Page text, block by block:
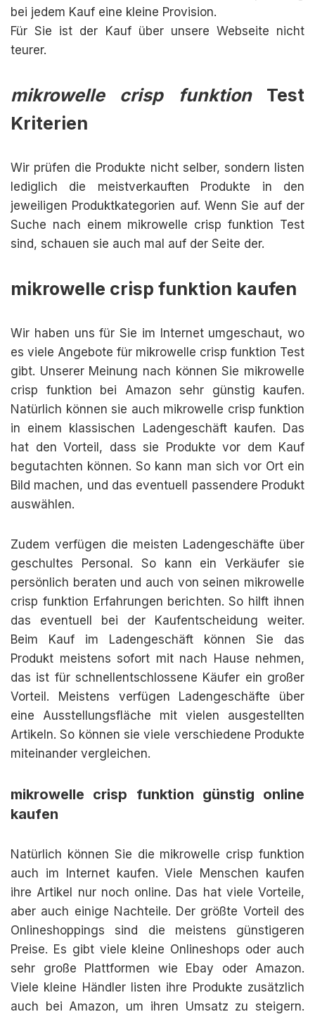
bei jedem Kauf eine kleine Provision.
Für Sie ist der Kauf über unsere Webseite nicht
teurer.
mikrowelle crisp funktionTest
Kriterien
Wir prüfen die Produkte nicht selber, sondern listen
lediglich die meistverkauften Produkte in den
jeweiligen Produktkategorien auf. Wenn Sie auf der
Suche nach einem mikrowelle crisp funktion Test
sind, schauen sie auch mal auf der Seite der.
mikrowelle crisp funktion kaufen
Wir haben uns für Sie im Internet umgeschaut, wo
es viele Angebote für mikrowelle crisp funktion Test
gibt. Unserer Meinung nach können Sie mikrowelle
crisp funktion bei Amazon sehr günstig kaufen.
Natürlich können sie auch mikrowelle crisp funktion
in einem klassischen Ladengeschäft kaufen. Das
hat den Vorteil, dass sie Produkte vor dem Kauf
begutachten können. So kann man sich vor Ort ein
Bild machen, und das eventuell passendere Produkt
auswählen.
Zudem verfügen die meisten Ladengeschäfte über
geschultes Personal. So kann ein Verkäufer sie
persönlich beraten und auch von seinen mikrowelle
crisp funktion Erfahrungen berichten. So hilft ihnen
das eventuell bei der Kaufentscheidung weiter.
Beim Kauf im Ladengeschäft können Sie das
Produkt meistens sofort mit nach Hause nehmen,
das ist für schnellentschlossene Käufer ein großer
Vorteil. Meistens verfügen Ladengeschäfte über
eine Ausstellungsfläche mit vielen ausgestellten
Artikeln. So können sie viele verschiedene Produkte
miteinander vergleichen.
mikrowelle crisp funktion günstig online
kaufen
Natürlich können Sie die mikrowelle crisp funktion
auch im Internet kaufen. Viele Menschen kaufen
ihre Artikel nur noch online. Das hat viele Vorteile,
aber auch einige Nachteile. Der größte Vorteil des
Onlineshoppings sind die meistens günstigeren
Preise. Es gibt viele kleine Onlineshops oder auch
sehr große Plattformen wie Ebay oder Amazon.
Viele kleine Händler listen ihre Produkte zusätzlich
auch bei Amazon, um ihren Umsatz zu steigern.